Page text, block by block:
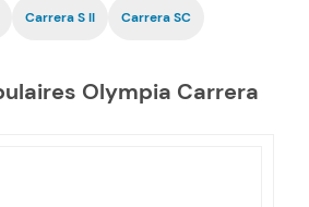
Carrera S II Carrera SC
Olympia Carrera